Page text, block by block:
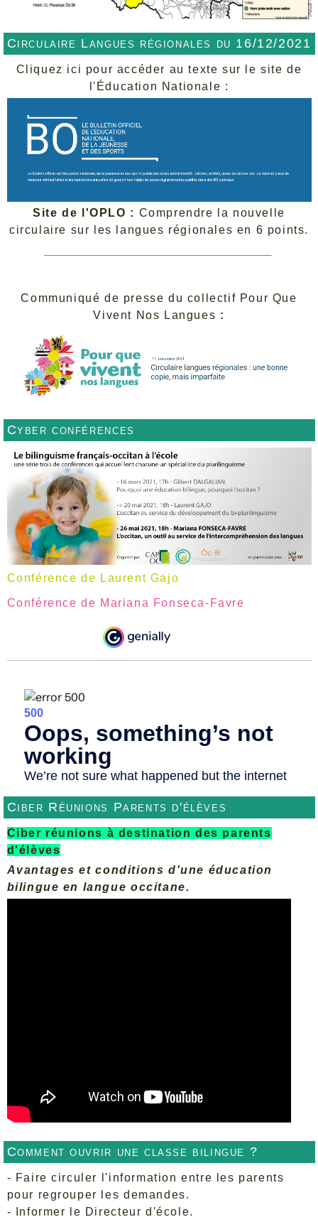
Circulaire Langues régionales du 16/12/2021
Cliquez ici pour accéder au texte sur le site de
l'Éducation Nationale :
Site de l'OPLO : Comprendre la nouvelle
circulaire sur les langues régionales en 6 points.
Communiqué de presse du collectif Pour Que
Vivent Nos Langues :
Cyber conférences
Conférence de Laurent Gajo
Conférence de Mariana Fonseca-Favre
Ciber Réunions Parents d'élèves
Ciber réunions à destination des parents
d'élèves
Avantages et conditions d'une éducation
bilingue en langue occitane.
Comment ouvrir une classe bilingue ?
- Faire circuler l'information entre les parents
pour regrouper les demandes.
- Informer le Directeur d'école.